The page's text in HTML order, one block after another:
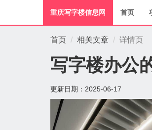
重庆写字楼信息网 首页
首页 相关文章 详情页
写字楼办公
更新日期： 2025-06-17